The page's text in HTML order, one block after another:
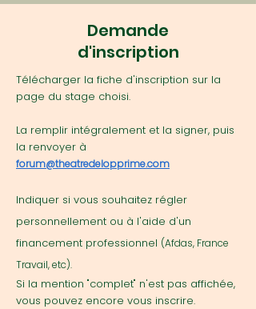
Demande
d'inscription
Télécharger la fiche d'inscription sur la
page du stage choisi.
La remplir intégralement et la signer, puis
la renvoyer à
forum@theatredelopprime.com
Indiquer si vous souhaitez régler
personnellement ou à l'aide d'un
financement professionnel (Afdas, France
Travail, etc).
Si la mention "complet" n'est pas affichée,
vous pouvez encore vous inscrire.